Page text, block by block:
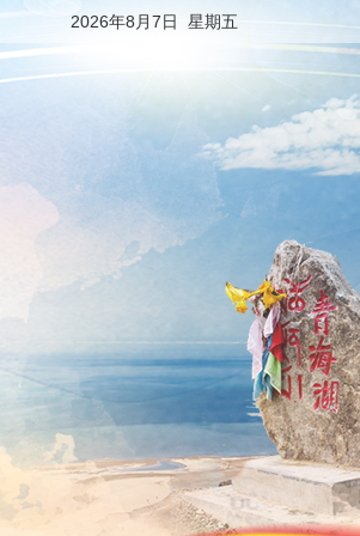
2026年8月7日 星期五